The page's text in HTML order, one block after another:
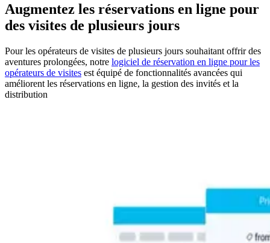
Augmentez les réservations en ligne pour
des visites de plusieurs jours
Pour les opérateurs de visites de plusieurs jours souhaitant offrir des
aventures prolongées, notre logiciel de réservation en ligne pour les
opérateurs de visites est équipé de fonctionnalités avancées qui
améliorent les réservations en ligne, la gestion des invités et la
distribution